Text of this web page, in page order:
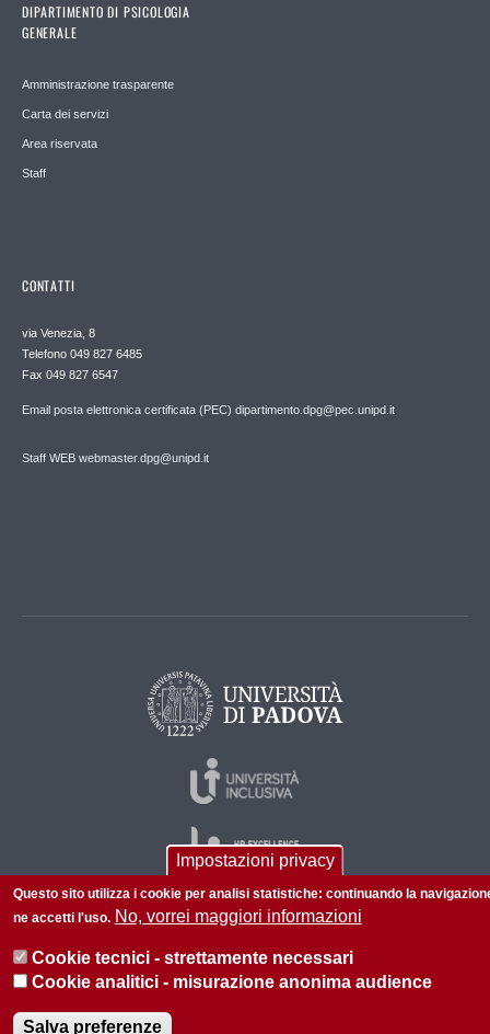
DIPARTIMENTO DI PSICOLOGIA
GENERALE
Amministrazione trasparente
Carta dei servizi
Area riservata
Staff
CONTATTI
via Venezia, 8
Telefono 049 827 6485
Fax 049 827 6547
Email posta elettronica certificata (PEC) dipartimento.dpg@pec.unipd.it
Staff WEB webmaster.dpg@unipd.it
P.I. 00742430283 C.F. 80006480281
Informazioni su questo sito
Impostazioni privacy
Questo sito utilizza i cookie per analisi statistiche: continuando la
ne accetti l'uso. No, vorrei maggiori informazioni
Cookie tecnici - strettamente necessari
Cookie analitici - misurazione anonima audience
Salva preferenze